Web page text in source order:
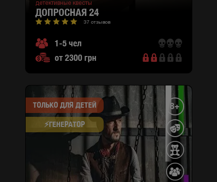
детективные квесты
ДОПРОСНАЯ 24
37 отзывов
1-5 чел
от 2300 грн
ТОЛЬКО ДЛЯ ДЕТЕЙ
⚡​ГЕНЕРАТОР
8+